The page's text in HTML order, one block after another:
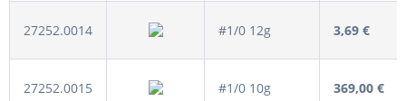
27252.0014 #1/0 12g 3,69 €
27252.0015 #1/0 10g 369,00 €